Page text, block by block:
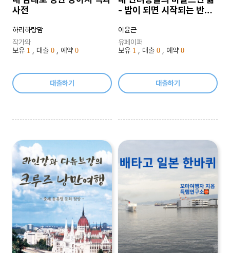
사전
하리하랑맘
작가와
보유 1 , 대출 0 , 예약 0
대출하기
- 밤이 되면 시작되는 반려
이윤근
유페이퍼
보유 1 , 대출 0 , 예약 0
대출하기